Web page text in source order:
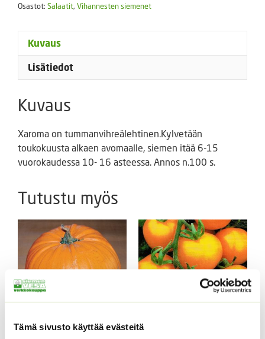
Tämä sivusto käyttää evästeitä
Osastot: Salaatit, Vihannesten siemenet
Kuvaus
Lisätiedot
Kuvaus
Xaroma on tummanvihreälehtinen.Kylvetään
toukokuusta alkaen avomaalle, siemen itää 6-15
vuorokaudessa 10- 16 asteessa. Annos n.100 s.
Tutustu myös